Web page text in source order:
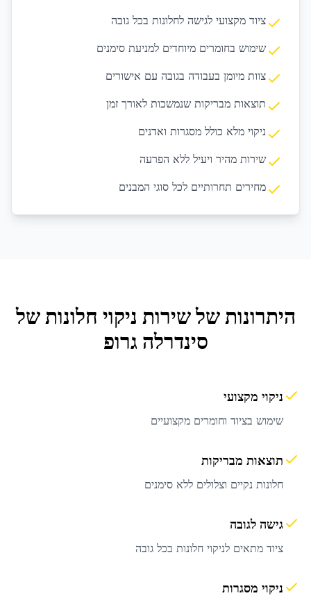
ציוד מקצועי לגישה לחלונות בכל גובה
שימוש בחומרים מיוחדים למניעת סימנים
צוות מיומן בעבודה בגובה עם אישורים
תוצאות מבריקות שנמשכות לאורך זמן
ניקוי מלא כולל מסגרות ואדנים
שירות מהיר ויעיל ללא הפרעה
מחירים תחרותיים לכל סוגי המבנים
היתרונות של שירות ניקוי חלונות של
סינדרלה גרופ
ניקוי מקצועי
שימוש בציוד וחומרים מקצועיים
תוצאות מבריקות
חלונות נקיים וצלולים ללא סימנים
גישה לגובה
ציוד מתאים לניקוי חלונות בכל גובה
ניקוי מסגרות